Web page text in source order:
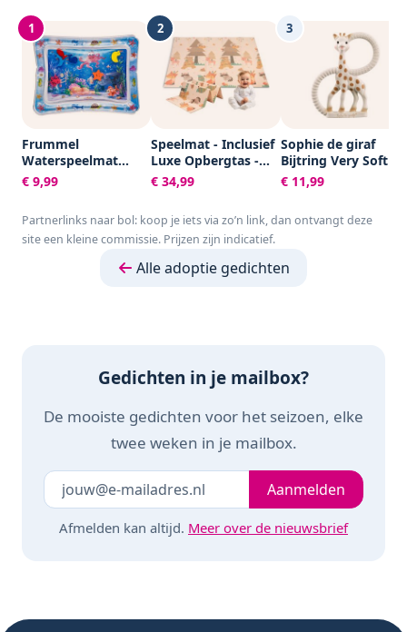
1
Frummel
Waterspeelmat
Baby – Watermat –
Speelkleed –
Waterspeelgoed
Baby - Kraamcadeau
€ 9,99
2
Speelmat - Inclusief
Luxe Opbergtas -
Dubbelzijdig -
Speelkleed -
Speelkleed Baby -
Speelmat Foam -
Opvouwbaar - Beige
€ 34,99
3
Sophie de giraf
Bijtring Very Soft -
Baby speelgoed -
Kraamcadeau -
- 100% Natuurlijk
geschenkdoosje
€ 11,99
Partnerlinks naar bol: koop je iets via zo’n link, dan ontvangt deze
site een kleine commissie. Prijzen zijn indicatief.
Alle adoptie gedichten
Gedichten in je mailbox?
De mooiste gedichten voor het seizoen, elke
twee weken in je mailbox.
Laat dit veld leeg Je e-mailadresAanmelden
Afmelden kan altijd. Meer over de nieuwsbrief